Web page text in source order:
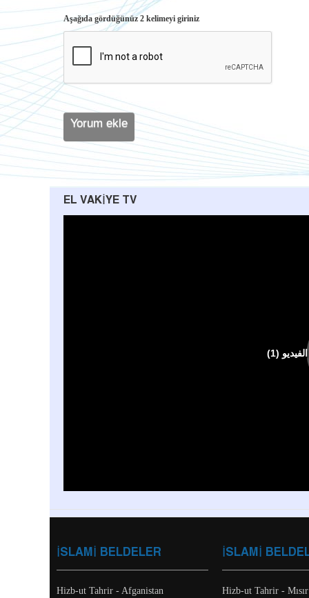
Aşağıda gördüğünüz 2 kelimeyi giriniz
EL VAKIYE TV
İSLAMİ
Hizb-ut Tahrir - Mısır
İSLAMİ BELDELER
Hizb-ut Tahrir - Afganistan